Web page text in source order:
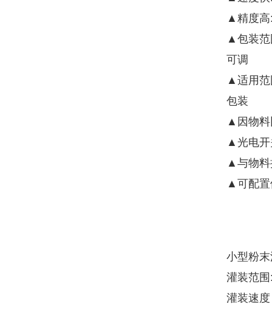
▲精度高
▲包装范
可调
▲适用范
包装
▲因物料
▲光电开
▲与物料
▲可配置
小型粉
灌装范
灌装速